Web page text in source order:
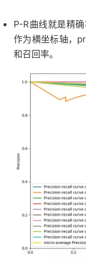
P-R曲线就是精
作为横坐标轴，
和召回率。